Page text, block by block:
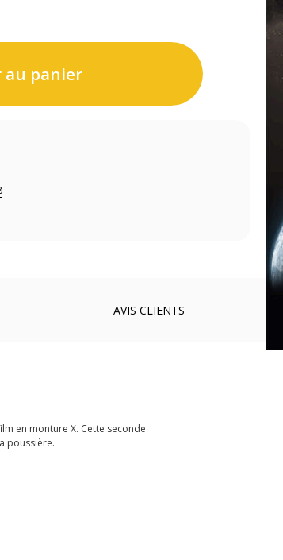
au panier
AVIS CLIENTS
en monture X. Cette seconde
poussière.